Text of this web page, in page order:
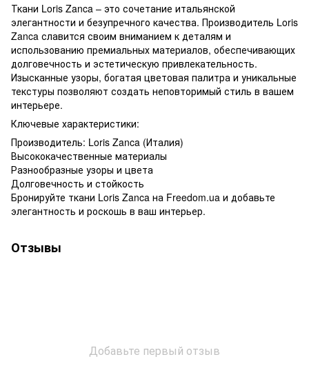
Ткани Loris Zanca – это сочетание итальянской
элегантности и безупречного качества. Производитель Loris
Zanca славится своим вниманием к деталям и
использованию премиальных материалов, обеспечивающих
долговечность и эстетическую привлекательность.
Изысканные узоры, богатая цветовая палитра и уникальные
текстуры позволяют создать неповторимый стиль в вашем
интерьере.
Ключевые характеристики:
Производитель: Loris Zanca (Италия)
Высококачественные материалы
Разнообразные узоры и цвета
Долговечность и стойкость
Бронируйте ткани Loris Zanca на Freedom.ua и добавьте
элегантность и роскошь в ваш интерьер.
Отзывы
Добавьте первый отзыв